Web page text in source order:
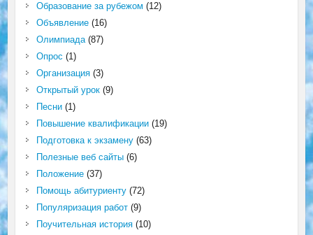
Образование за рубежом (12)
Объявление(16)
Олимпиада(87)
Опрос (1)
Организация(3)
Открытый урок(9)
Песни(1)
Повышение квалификации(19)
Подготовка к экзамену(63)
Полезные веб сайты(6)
Положение(37)
Помощь абитуриенту(72)
Популяризация работ(9)
Поучительная история(10)